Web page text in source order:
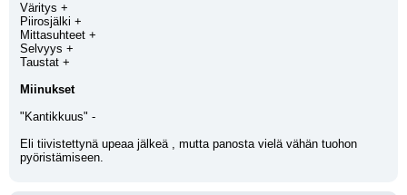
Väritys +
Piirosjälki +
Mittasuhteet +
Selvyys +
Taustat +
Miinukset
"Kantikkuus" -
Eli tiivistettynä upeaa jälkeä , mutta panosta vielä vähän tuohon
pyöristämiseen.